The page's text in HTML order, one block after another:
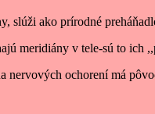
ako prírodné
meridiány v tele-sú to ich
ochorení má